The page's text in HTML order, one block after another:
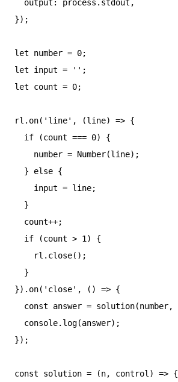
});
let number = 0;
let input = '';
let count = 0;
rl.on('line', (line) => {
}).on('close', () => {
});
const solution = (n, control) => {